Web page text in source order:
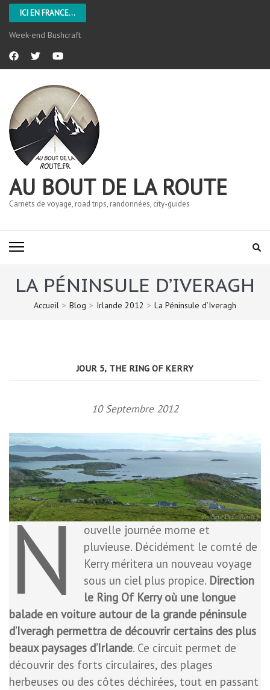
ICI EN FRANCE...
L’Aveyron
AU BOUT DE LA ROUTE
Carnets de voyage, road trips, randonnées, city-guides
LA PÉNINSULE D’IVERAGH
Accueil > Blog > Irlande 2012 > La Péninsule d’Iveragh
JOUR 5, THE RING OF KERRY
10 Septembre 2012
N
ouvelle journée morne et
pluvieuse. Décidément le comté de
Kerry méritera un nouveau voyage
sous un ciel plus propice. Direction
le Ring Of Kerry où une longue
balade en voiture autour de la grande péninsule
d’Iveragh permettra de découvrir certains des plus
beaux paysages d’Irlande. Ce circuit permet de
découvrir des forts circulaires, des plages
herbeuses ou des côtes déchirées, tout en passant